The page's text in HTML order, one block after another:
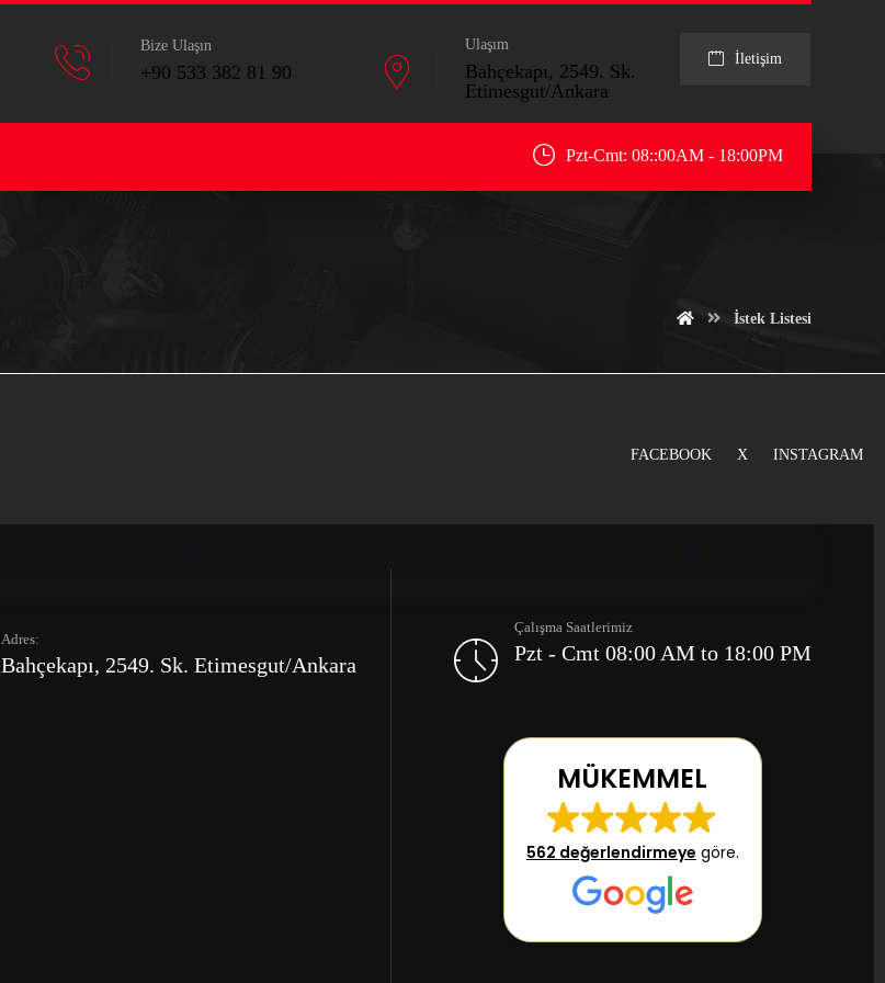
İletişim
Ulaşım
Bahçekapı, 2549. Sk.
Etimesgut/Ankara
Bize Ulaşın
+90 533 382 81 90
Pzt-Cmt: 08::00AM - 18:00PM
İstek Listesi
FACEBOOK X INSTAGRAM
Adres:
Bahçekapı, 2549. Sk. Etimesgut/Ankara
Çalışma Saatlerimiz
Pzt - Cmt 08:00 AM to 18:00 PM
MÜKEMMEL
562 değerlendirmeye göre.